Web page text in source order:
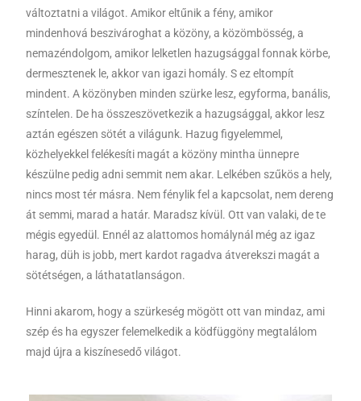
változtatni a világot. Amikor eltűnik a fény, amikor
mindenhová beszivároghat a közöny, a közömbösség, a
nemazéndolgom, amikor lelketlen hazugsággal fonnak körbe,
dermesztenek le, akkor van igazi homály. S ez eltompít
mindent. A közönyben minden szürke lesz, egyforma, banális,
színtelen. De ha összeszövetkezik a hazugsággal, akkor lesz
aztán egészen sötét a világunk. Hazug figyelemmel,
közhelyekkel felékesíti magát a közöny mintha ünnepre
készülne pedig adni semmit nem akar. Lelkében szűkös a hely,
nincs most tér másra. Nem fénylik fel a kapcsolat, nem dereng
át semmi, marad a határ. Maradsz kívül. Ott van valaki, de te
mégis egyedül. Ennél az alattomos homálynál még az igaz
harag, düh is jobb, mert kardot ragadva átverekszi magát a
sötétségen, a láthatatlanságon.
Hinni akarom, hogy a szürkeség mögött ott van mindaz, ami
szép és ha egyszer felemelkedik a ködfüggöny megtalálom
majd újra a kiszínesedő világot.